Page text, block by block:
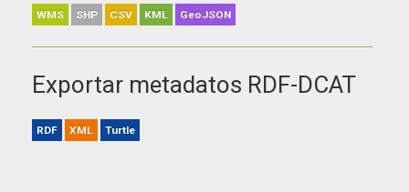
WMS SHP CSV KML GeoJSON
Exportar metadatos RDF-DCAT
RDF XML Turtle